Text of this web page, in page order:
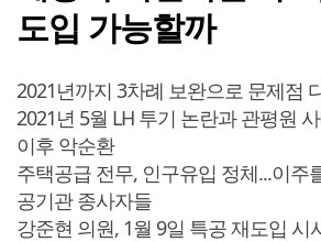
도입 가능할까
2021년까지 3차례 보완으로 문제점
2021년 5월 LH 투기 논란과 관평원
이후 악순환
주택공급 전무, 인구유입 정체...이주
공기관 종사자들
강준현 의원, 1월 9일 특공 재도입 시